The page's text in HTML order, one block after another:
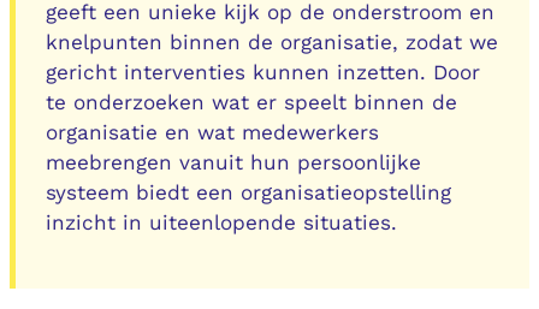
geeft een unieke kijk op de onderstroom en
knelpunten binnen de organisatie, zodat we
gericht interventies kunnen inzetten. Door
te onderzoeken wat er speelt binnen de
organisatie en wat medewerkers
meebrengen vanuit hun persoonlijke
systeem biedt een organisatieopstelling
inzicht in uiteenlopende situaties.